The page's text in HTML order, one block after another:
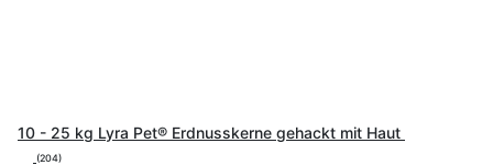
10 - 25 kg Lyra Pet® Erdnusskerne gehackt mit Haut
(204)